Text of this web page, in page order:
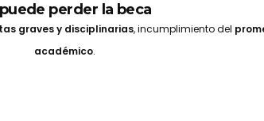
perder la beca
graves y disciplinarias, incumplimiento del
académico.